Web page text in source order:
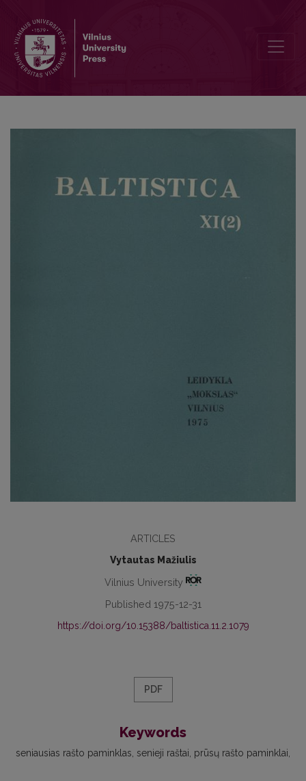
ARTICLES
Vytautas Mažiulis
Vilnius University
Published 1975-12-31
https://doi.org/10.15388/baltistica.11.2.1079
PDF
Keywords
seniausias rašto paminklas senieji raštai prūsų rašto paminklai